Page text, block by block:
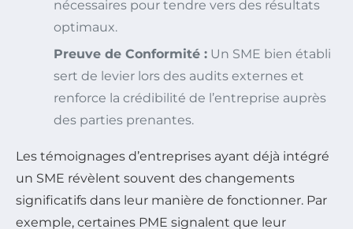
nécessaires pour tendre vers des résultats
optimaux.
Preuve de Conformité : Un SME bien établi
sert de levier lors des audits externes et
renforce la crédibilité de l’entreprise auprès
des parties prenantes.
Les témoignages d’entreprises ayant déjà intégré
un SME révèlent souvent des changements
significatifs dans leur manière de fonctionner. Par
exemple, certaines PME signalent que leur